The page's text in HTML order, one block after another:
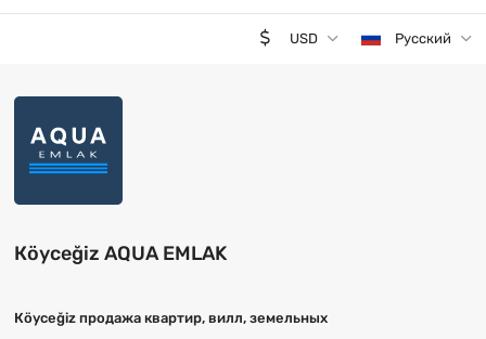
USD Русский
Кöyceğiz AQUA EMLAK
Кöyceğiz продажа квартир, вилл, земельных